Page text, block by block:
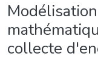
collecte